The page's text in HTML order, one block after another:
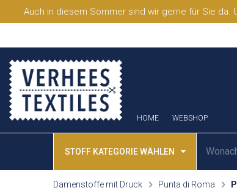
Auch in diesem Sommer sind wir gerne für Sie
HOME WEBSHOP
STOFF KATEGORIE WÄHLEN
Damenstoffe mit Druck Punta di Roma